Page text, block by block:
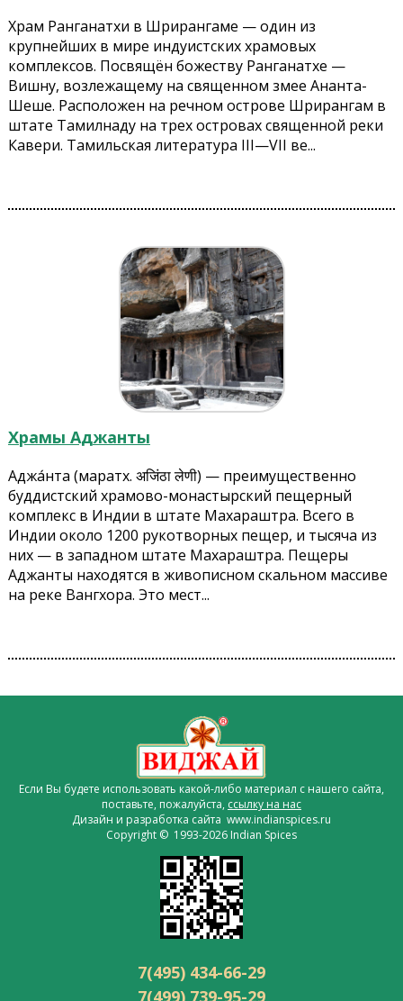
Храм Ранганатхи в Шрирангаме — один из
крупнейших в мире индуистских храмовых
комплексов. Посвящён божеству Ранганатхе —
Вишну, возлежащему на священном змее Ананта-
Шеше. Расположен на речном острове Шрирангам в
штате Тамилнаду на трех островах священной реки
Кавери. Тамильская литература III—VII ве...
Храмы Аджанты
Аджа́нта (маратх. अजिंठा लेणी) — преимущественно
буддистский храмово-монастырский пещерный
комплекс в Индии в штате Махараштра. Всего в
Индии около 1200 рукотворных пещер, и тысяча из
них — в западном штате Махараштра. Пещеры
Аджанты находятся в живописном скальном массиве
на реке Вангхора. Это мест...
Если Вы будете использовать какой-либо материал с нашего сайта,
поставьте, пожалуйста, ссылку на нас
Дизайн и разработка сайта www.indianspices.ru
Copyright © 1993-2026 Indian Spices
7(495) 434-66-29